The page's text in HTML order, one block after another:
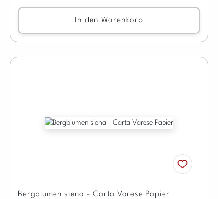
In den Warenkorb
Bergblumen siena - Carta Varese Papier